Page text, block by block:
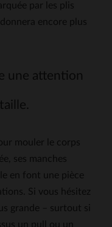
par les plis
encore plus
une attention
mouler le corps
ses manches
en font une pièce
Si vous hésitez
grande – surtout si
un pull ou un